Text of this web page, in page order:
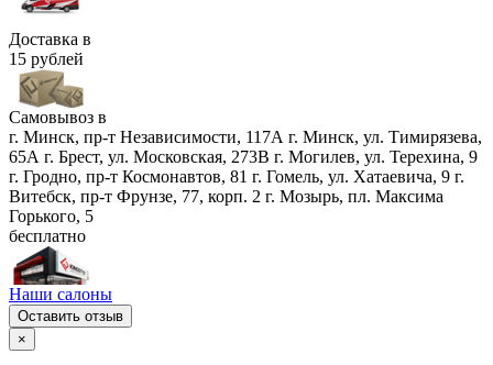
Доставка в
15 рублей
Самовывоз в
г. Минск, пр-т Независимости, 117А г. Минск, ул. Тимирязева,
65А г. Брест, ул. Московская, 273В г. Могилев, ул. Терехина, 9
г. Гродно, пр-т Космонавтов, 81 г. Гомель, ул. Хатаевича, 9 г.
Витебск, пр-т Фрунзе, 77, корп. 2 г. Мозырь, пл. Максима
Горького, 5
бесплатно
Наши салоны
Оставить отзыв
×